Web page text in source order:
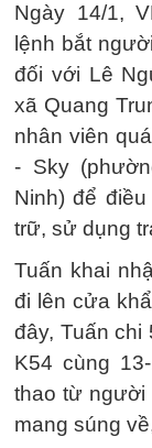
Ngày 14/1,
lệnh bắt
đối với Lê
xã Quang
nhân viên
- Sky
Ninh) để điều
trữ, sử dụng
Tuấn khai
đi lên cửa
đây, Tuấn chi
K54 cùng
thao từ người
mang súng